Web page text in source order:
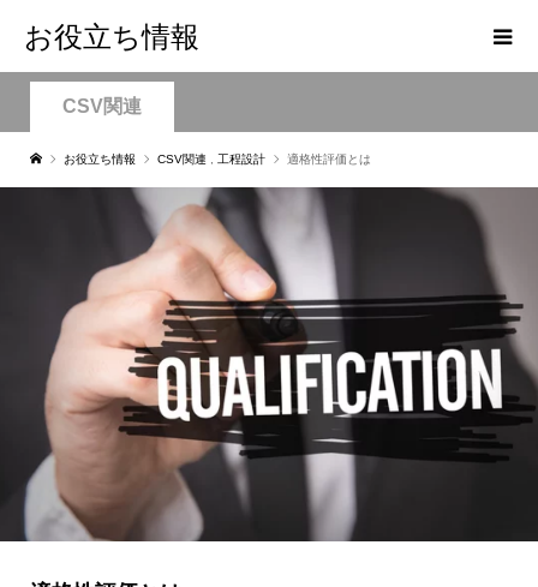
お役立ち情報
CSV関連
お役立ち情報 CSV関連 工程設計 適格性評価とは